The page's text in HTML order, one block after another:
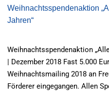
Weihnachtsspendenaktion
Jahren“
Weihnachtsspendenaktion
| Dezember 2018 Fast 5.000
Weihnachtsmailing 2018 an
Förderer eingegangen. Allen